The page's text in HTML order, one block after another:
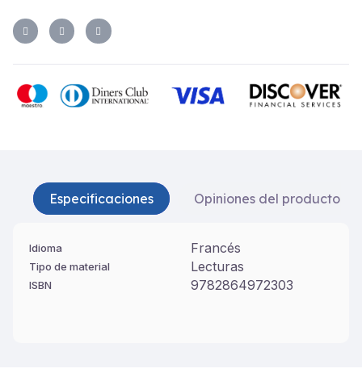
Especificaciones Opiniones del producto
Idioma Francés
Tipo de material Lecturas
ISBN 9782864972303